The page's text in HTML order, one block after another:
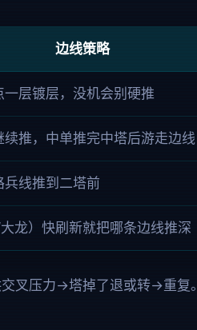
边线策略
层镀层，没机会别硬推
推，中单推完中塔后游走边线
兵线推到二塔前
龙）快刷新就把哪条边线推深
叉压力→塔掉了退或转→重复。